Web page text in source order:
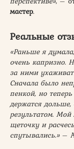
мастер.
Реальные
«Раньше я
очень капризно.
за ними
Сначала было
пенкой, но
держатся
результатом.
щеточку и
спутывались.» –